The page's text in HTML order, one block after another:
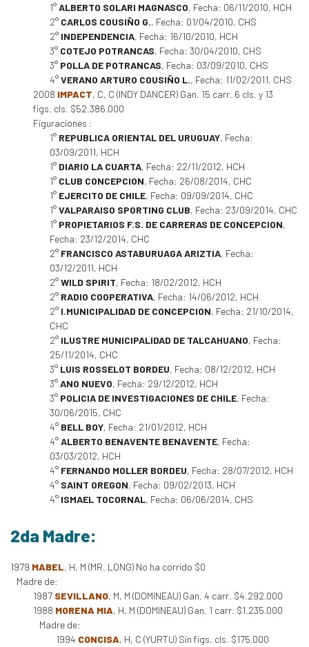
1°ALBERTO SOLARI MAGNASCO, Fecha: 06/11/2010, HCH
2° CARLOS COUSIÑO G., Fecha: 01/04/2010, CHS
2° INDEPENDENCIA, Fecha: 16/10/2010, HCH
3° COTEJO POTRANCAS, Fecha: 30/04/2010, CHS
3° POLLA DE POTRANCAS, Fecha: 03/09/2010, CHS
4°VERANO ARTURO COUSIÑO L., Fecha: 11/02/2011, CHS
2008 IMPACT, C, C (INDY DANCER) Gan. 15 carr. 6 cls. y 13
figs. cls. $52.386.000
Figuraciones :
1° REPUBLICA ORIENTAL DEL URUGUAY, Fecha:
03/09/2011, HCH
1° DIARIO LA CUARTA, Fecha: 22/11/2012, HCH
1° CLUB CONCEPCION, Fecha: 26/08/2014, CHC
1° EJERCITO DE CHILE, Fecha: 09/09/2014, CHC
1°VALPARAISO SPORTING CLUB, Fecha: 23/09/2014, CHC
1° PROPIETARIOS F.S. DE CARRERAS DE CONCEPCION,
Fecha: 23/12/2014, CHC
2° FRANCISCO ASTABURUAGA ARIZTIA, Fecha:
03/12/2011, HCH
2°WILD SPIRIT, Fecha: 18/02/2012, HCH
2° RADIO COOPERATIVA, Fecha: 14/06/2012, HCH
2° I.MUNICIPALIDAD DE CONCEPCION, Fecha: 21/10/2014,
CHC
2° ILUSTRE MUNICIPALIDAD DE TALCAHUANO, Fecha:
25/11/2014, CHC
3° LUIS ROSSELOT BORDEU, Fecha: 08/12/2012, HCH
3°ANO NUEVO, Fecha: 29/12/2012, HCH
3° POLICIA DE INVESTIGACIONES DE CHILE, Fecha:
30/06/2015, CHC
4° BELL BOY, Fecha: 21/01/2012, HCH
4°ALBERTO BENAVENTE BENAVENTE, Fecha:
03/03/2012, HCH
4° FERNANDO MOLLER BORDEU, Fecha: 28/07/2012, HCH
4° SAINT OREGON, Fecha: 09/02/2013, HCH
4° ISMAEL TOCORNAL, Fecha: 06/06/2014, CHS
2da Madre:
1979 MABEL, H, M (MR. LONG) No ha corrido $0
Madre de:
1987 SEVILLANO, M, M (DOMINEAU) Gan. 4 carr. $4.292.000
1988 MORENA MIA, H, M (DOMINEAU) Gan. 1 carr. $1.235.000
Madre de:
1994 CONCISA, H, C (YURTU) Sin figs. cls. $175.000